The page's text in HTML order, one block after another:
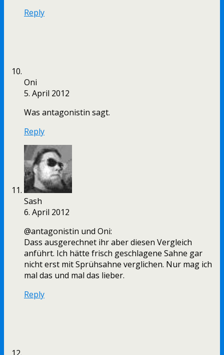
Reply
Oni
5. April 2012
Was antagonistin sagt.
Reply
Sash
6. April 2012
@antagonistin und Oni:
Dass ausgerechnet ihr aber diesen Vergleich
anführt. Ich hätte frisch geschlagene Sahne gar
nicht erst mit Sprühsahne verglichen. Nur mag ich
mal das und mal das lieber.
Reply